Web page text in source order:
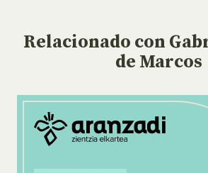
Relacionado con
de Marcos